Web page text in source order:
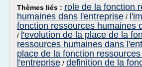
Thèmes liés : role de la fonction
humaines dans l'entreprise /
fonction ressources humaines
/ l'evolution de la place de la
ressources humaines dans
place de la fonction
l'entreprise / definition de la